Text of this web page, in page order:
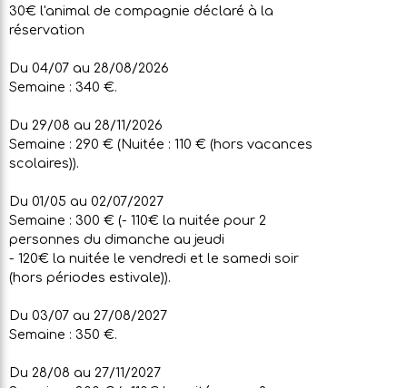
30€ l'animal de compagnie déclaré à la
réservation
Du 04/07 au 28/08/2026
Semaine : 340 €.
Du 29/08 au 28/11/2026
Semaine : 290 € (Nuitée : 110 € (hors vacances
scolaires)).
Du 01/05 au 02/07/2027
Semaine : 300 € (- 110€ la nuitée pour 2
personnes du dimanche au jeudi
- 120€ la nuitée le vendredi et le samedi soir
(hors périodes estivale)).
Du 03/07 au 27/08/2027
Semaine : 350 €.
Du 28/08 au 27/11/2027